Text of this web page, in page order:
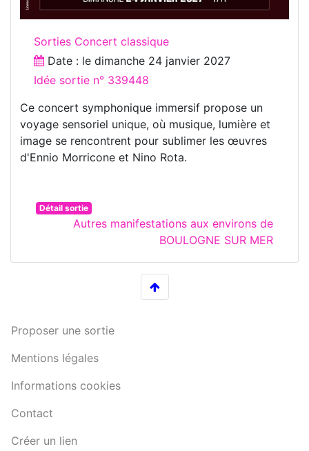
Sorties Concert classique
Date : le dimanche 24 janvier 2027
Idée sortie n° 339448
Ce concert symphonique immersif propose un
voyage sensoriel unique, où musique, lumière et
image se rencontrent pour sublimer les œuvres
d'Ennio Morricone et Nino Rota.
Détail sortie
Autres manifestations aux environs de
BOULOGNE SUR MER
Proposer une sortie
Mentions légales
Informations cookies
Contact
Créer un lien